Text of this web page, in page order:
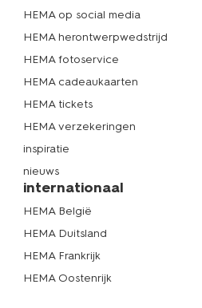
HEMA op social media
HEMA herontwerpwedstrijd
HEMA fotoservice
HEMA cadeaukaarten
HEMA tickets
HEMA verzekeringen
inspiratie
nieuws
internationaal
HEMA België
HEMA Duitsland
HEMA Frankrijk
HEMA Oostenrijk